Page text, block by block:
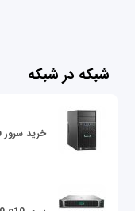
شبکه در شبکه
خرید سرور hp